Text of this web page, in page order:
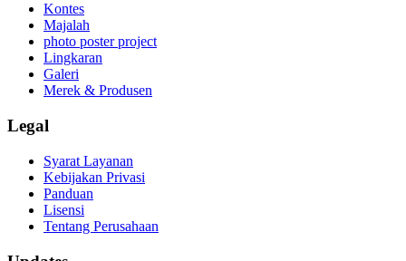
Kontes
Majalah
photo poster project
Lingkaran
Galeri
Merek & Produsen
Legal
Syarat Layanan
Kebijakan Privasi
Panduan
Lisensi
Tentang Perusahaan